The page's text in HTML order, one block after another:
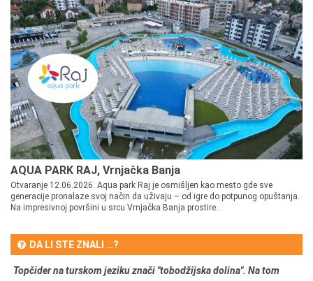
AQUA PARK RAJ, Vrnjačka Banja
Otvaranje 12.06.2026. Aqua park Raj je osmišljen kao mesto gde sve
generacije pronalaze svoj način da uživaju – od igre do potpunog opuštanja.
Na impresivnoj površini u srcu Vrnjačka Banja prostire...
DA LI STE ZNALI …?
Topčider na turskom jeziku znači "tobodžijska dolina". Na tom